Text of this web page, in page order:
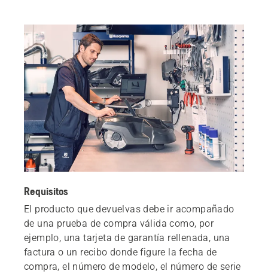
Requisitos
El producto que devuelvas debe ir acompañado
de una prueba de compra válida como, por
ejemplo, una tarjeta de garantía rellenada, una
factura o un recibo donde figure la fecha de
compra, el número de modelo, el número de serie